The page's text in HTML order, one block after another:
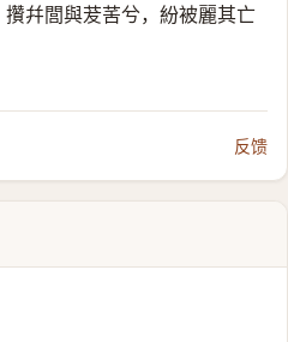
攢幷閭與茇䒷兮，紛被麗其亡
反馈